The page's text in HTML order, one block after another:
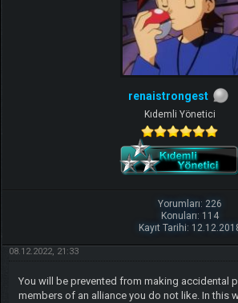
renaistrongest
Kıdemli Yönetici
Yorumları: 226
Konuları: 114
Kayıt Tarihi:
08.12.2022, 21:33
You will be prevented from making accidental
members of an alliance you do not like. In this